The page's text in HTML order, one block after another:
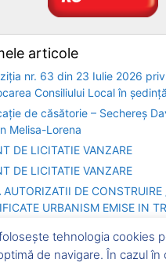
articole
nr. 63 din 23 Iulie 2026
Consiliului Local în
de căsătorie – Sechereș
Melisa-Lorena
DE LICITATIE VANZARE
DE LICITATIE VANZARE
AUTORIZATII DE
URBANISM EMISE IN
tehnologia cookies
de navigare. În cazul în